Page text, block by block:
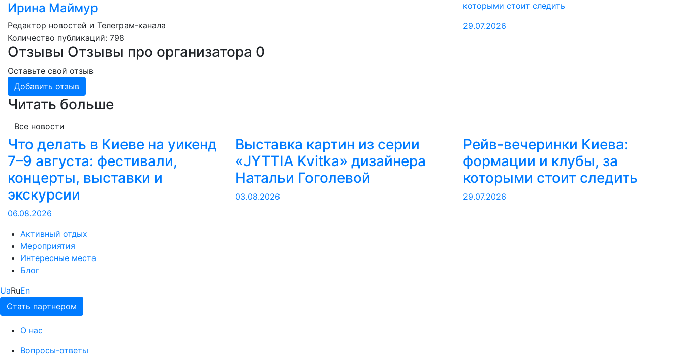
Ирина Маймур
Редактор новостей и Телеграм-канала
Количество публикаций: 798
Отзывы Отзывы про организатора 0
Оставьте свой отзыв
Добавить отзыв
которыми стоит следить
29.07.2026
Читать больше
Все новости
Что делать в Киеве на уикенд
7–9 августа: фестивали,
концерты, выставки и
экскурсии
06.08.2026
Выставка картин из серии
«JYTTIA Kvitka» дизайнера
Натальи Гоголевой
03.08.2026
Рейв-вечеринки Киева:
формации и клубы, за
которыми стоит следить
29.07.2026
Активный отдых
Мероприятия
Интересные места
Блог
UaRuEn
Стать партнером
О нас
Вопросы-ответы